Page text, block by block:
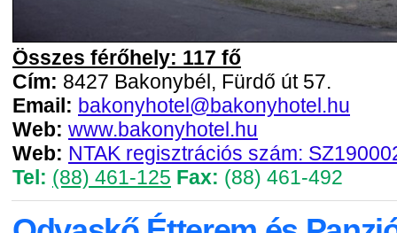
Összes férőhely: 117 fő
Cím: 8427 Bakonybél, Fürdő út 57.
Email: bakonyhotel@bakonyhotel.hu
Web: www.bakonyhotel.hu
Web: NTAK regisztrációs szám:
Tel: (88) 461-125 Fax: (88) 461-492